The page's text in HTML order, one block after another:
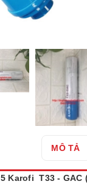
MÔ TẢ
Karofi T33 - GAC